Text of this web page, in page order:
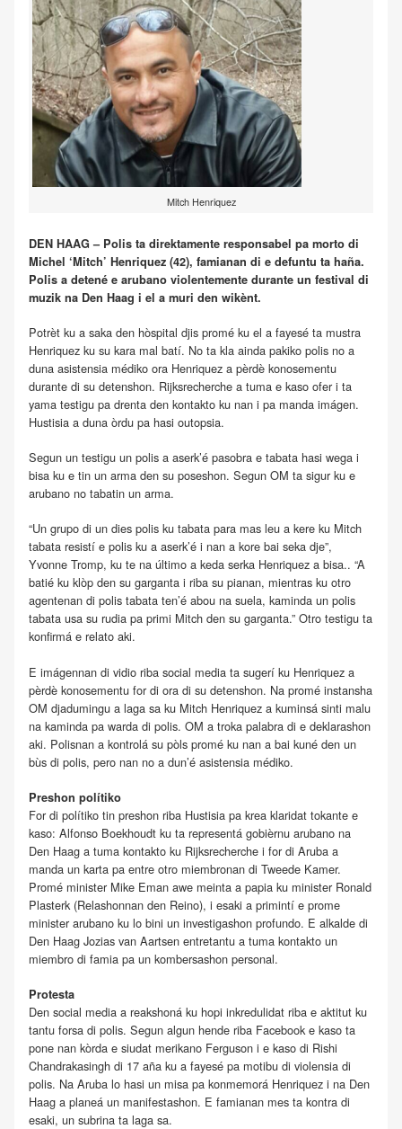
Mitch Henriquez
DEN HAAG – Polis ta direktamente responsabel pa morto di
Michel ‘Mitch’ Henriquez (42), famianan di e defuntu ta haña.
Polis a detené e arubano violentemente durante un festival di
muzik na Den Haag i el a muri den wikènt.
Potrèt ku a saka den hòspital djis promé ku el a fayesé ta mustra
Henriquez ku su kara mal batí. No ta kla ainda pakiko polis no a
duna asistensia médiko ora Henriquez a pèrdè konosementu
durante di su detenshon. Rijksrecherche a tuma e kaso ofer i ta
yama testigu pa drenta den kontakto ku nan i pa manda imágen.
Hustisia a duna òrdu pa hasi outopsia.
Segun un testigu un polis a aserk’é pasobra e tabata hasi wega i
bisa ku e tin un arma den su poseshon. Segun OM ta sigur ku e
arubano no tabatin un arma.
“Un grupo di un dies polis ku tabata para mas leu a kere ku Mitch
tabata resistí e polis ku a aserk’é i nan a kore bai seka dje”,
Yvonne Tromp, ku te na último a keda serka Henriquez a bisa.. “A
batié ku klòp den su garganta i riba su pianan, mientras ku otro
agentenan di polis tabata ten’é abou na suela, kaminda un polis
tabata usa su rudia pa primi Mitch den su garganta.” Otro testigu ta
konfirmá e relato aki.
E imágennan di vidio riba social media ta sugerí ku Henriquez a
pèrdè konosementu for di ora di su detenshon. Na promé instansha
OM djadumingu a laga sa ku Mitch Henriquez a kuminsá sinti malu
na kaminda pa warda di polis. OM a troka palabra di e deklarashon
aki. Polisnan a kontrolá su pòls promé ku nan a bai kuné den un
bùs di polis, pero nan no a dun’é asistensia médiko.
Preshon polítiko
For di polítiko tin preshon riba Hustisia pa krea klaridat tokante e
kaso: Alfonso Boekhoudt ku ta representá gobièrnu arubano na
Den Haag a tuma kontakto ku Rijksrecherche i for di Aruba a
manda un karta pa entre otro miembronan di Tweede Kamer.
Promé minister Mike Eman awe meinta a papia ku minister Ronald
Plasterk (Relashonnan den Reino), i esaki a primintí e prome
minister arubano ku lo bini un investigashon profundo. E alkalde di
Den Haag Jozias van Aartsen entretantu a tuma kontakto un
miembro di famia pa un kombersashon personal.
Protesta
Den social media a reakshoná ku hopi inkredulidat riba e aktitut ku
tantu forsa di polis. Segun algun hende riba Facebook e kaso ta
pone nan kòrda e siudat merikano Ferguson i e kaso di Rishi
Chandrakasingh di 17 aña ku a fayesé pa motibu di violensia di
polis. Na Aruba lo hasi un misa pa konmemorá Henriquez i na Den
Haag a planeá un manifestashon. E famianan mes ta kontra di
esaki, un subrina ta laga sa.